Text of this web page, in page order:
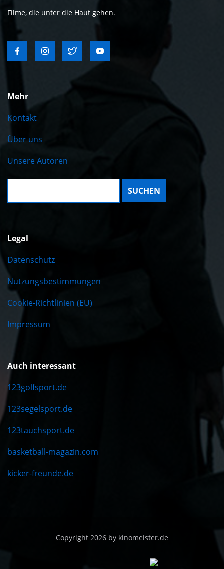
Filme, die unter die Haut gehen.
Mehr
Kontakt
Über uns
Unsere Autoren
Suche:
Legal
Datenschutz
Nutzungsbestimmungen
Cookie-Richtlinien (EU)
Impressum
Auch interessant
123golfsport.de
123segelsport.de
123tauchsport.de
basketball-magazin.com
kicker-freunde.de
Copyright 2026 by kinomeister.de